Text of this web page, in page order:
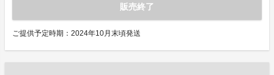
販売終了
ご提供予定時期：2024年10月末頃発送